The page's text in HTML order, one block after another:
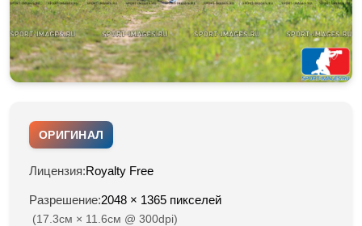
ОРИГИНАЛ
Лицензия:Royalty Free
Разрешение:2048 × 1365 пикселей
(17.3см × 11.6см @ 300dpi)